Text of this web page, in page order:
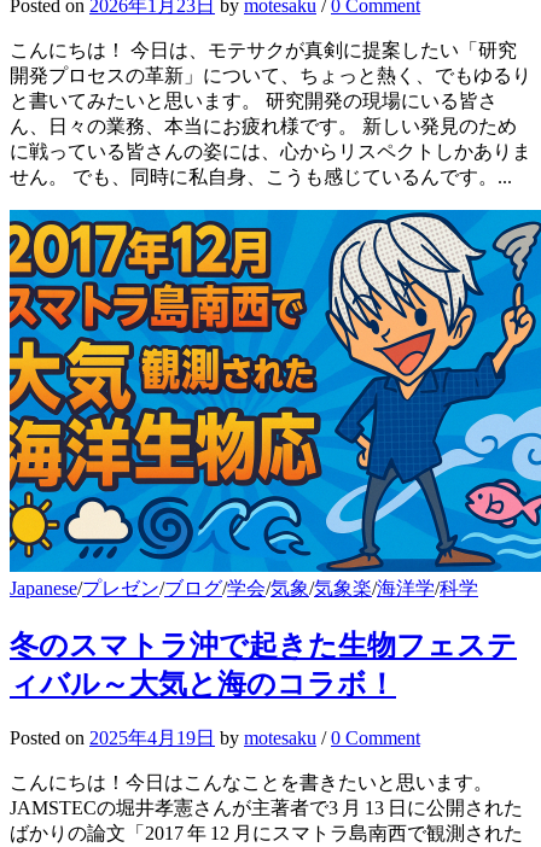
Posted on 2026年1月23日 by motesaku /0 Comment
こんにちは！ 今日は、モテサクが真剣に提案したい「研究
開発プロセスの革新」について、ちょっと熱く、でもゆるり
と書いてみたいと思います。 研究開発の現場にいる皆さ
ん、日々の業務、本当にお疲れ様です。 新しい発見のため
に戦っている皆さんの姿には、心からリスペクトしかありま
せん。 でも、同時に私自身、こうも感じているんです。...
Japanese/プレゼン/ブログ/学会/気象/気象楽/海洋学/科学
冬のスマトラ沖で起きた生物フェステ
ィバル～大気と海のコラボ！
Posted on 2025年4月19日 by motesaku /0 Comment
こんにちは！今日はこんなことを書きたいと思います。
JAMSTECの堀井孝憲さんが主著者で3 月 13 日に公開された
ばかりの論文「2017 年 12 月にスマトラ島南西で観測された